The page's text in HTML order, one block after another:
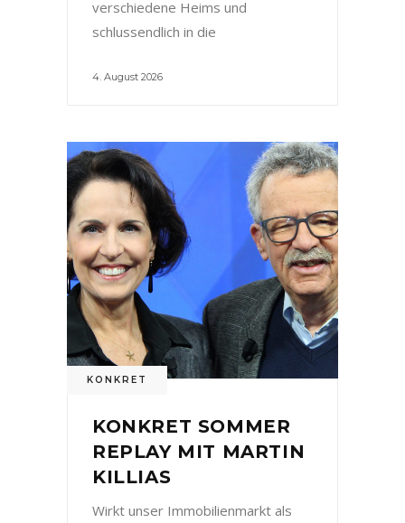
verschiedene Heims und
schlussendlich in die
4. August 2026
KONKRET
KONKRET SOMMER
REPLAY MIT MARTIN
KILLIAS
Wirkt unser Immobilienmarkt als